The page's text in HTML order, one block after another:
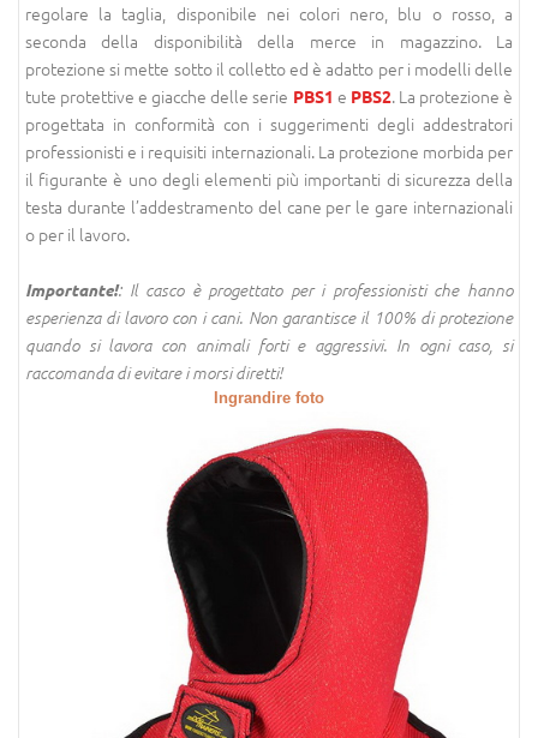
regolare la taglia, disponibile nei colori nero, blu o rosso, a
seconda della disponibilità della merce in magazzino. La
protezione si mette sotto il colletto ed è adatto per i modelli delle
tute protettive e giacche delle serie PBS1 e PBS2. La protezione è
progettata in conformità con i suggerimenti degli addestratori
professionisti e i requisiti internazionali. La protezione morbida per
il figurante è uno degli elementi più importanti di sicurezza della
testa durante l’addestramento del cane per le gare internazionali
o per il lavoro.
Importante!: Il casco è progettato per i professionisti che hanno
esperienza di lavoro con i cani. Non garantisce il 100% di protezione
quando si lavora con animali forti e aggressivi. In ogni caso, si
raccomanda di evitare i morsi diretti!
Ingrandire foto